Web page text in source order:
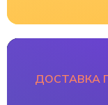
ДОСТАВКА
Мужское